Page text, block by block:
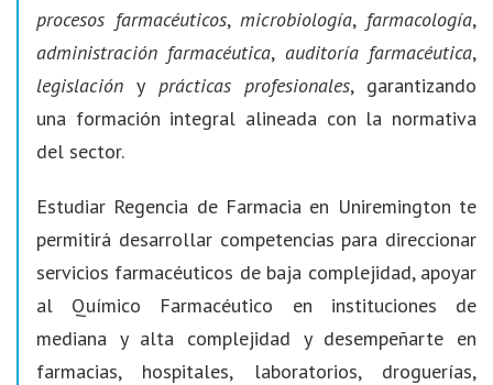
procesos farmacéuticos,microbiología, farmacología,
administración farmacéutica, auditoría farmacéutica,
legislación y prácticas profesionales, garantizando
una formación integral alineada con la normativa
del sector.
Estudiar Regencia de Farmacia en Uniremington te
permitirá desarrollar competencias para direccionar
servicios farmacéuticos de baja complejidad, apoyar
al Químico Farmacéutico en instituciones de
mediana y alta complejidad y desempeñarte en
farmacias, hospitales, laboratorios, droguerías,